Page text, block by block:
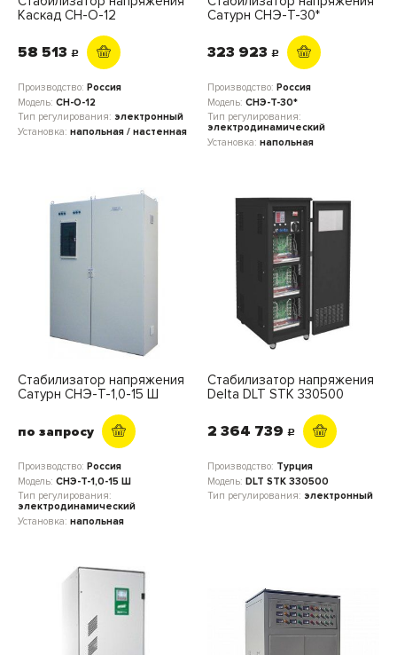
Каскад СН-О-12
58 513 c
Производство: Россия
Модель: СН-О-12
Тип регулирования: электронный
Установка: напольная / настенная
Сатурн СНЭ-Т-30*
323 923 c
Производство: Россия
Модель: СНЭ-Т-30*
Тип регулирования:
электродинамический
Установка: напольная
Стабилизатор напряжения
Сатурн СНЭ-Т-1,0-15 Ш
по запросу
Производство: Россия
Модель: СНЭ-Т-1,0-15 Ш
Тип регулирования:
электродинамический
Установка: напольная
Стабилизатор напряжения
Delta DLT STK 330500
2 364 739 c
Производство: Турция
Модель: DLT STK 330500
Тип регулирования: электронный